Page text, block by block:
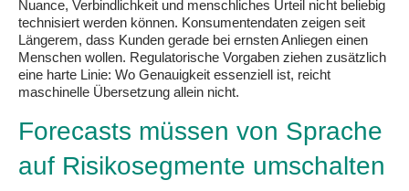
Nuance, Verbindlichkeit und menschliches Urteil nicht beliebig
technisiert werden können. Konsumentendaten zeigen seit
Längerem, dass Kunden gerade bei ernsten Anliegen einen
Menschen wollen. Regulatorische Vorgaben ziehen zusätzlich
eine harte Linie: Wo Genauigkeit essenziell ist, reicht
maschinelle Übersetzung allein nicht.
Forecasts müssen von Sprache
auf Risikosegmente umschalten